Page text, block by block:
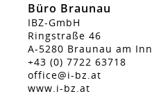
Büro Braunau
IBZ-GmbH
Ringstraße 46
A-5280 Braunau am Inn
+43 (0) 7722 63718
office@i-bz.at
www.i-bz.at